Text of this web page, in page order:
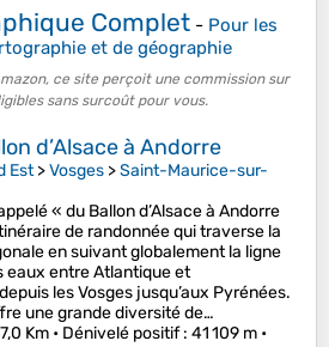
Complet - Pour les
et de géographie
ce site perçoit une commission sur
sans surcoût pour vous.
d’Alsace à Andorre
Est>Vosges >Saint-Maurice-sur-
« du Ballon d’Alsace à Andorre
de randonnée qui traverse la
en suivant globalement la ligne
eaux entre Atlantique et
les Vosges jusqu’aux Pyrénées.
une grande diversité de…
Km • Dénivelé positif: 41 109 m •